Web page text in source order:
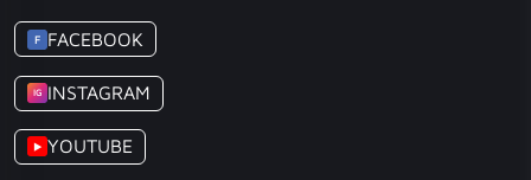
F FACEBOOK
IG INSTAGRAM
▶ YOUTUBE